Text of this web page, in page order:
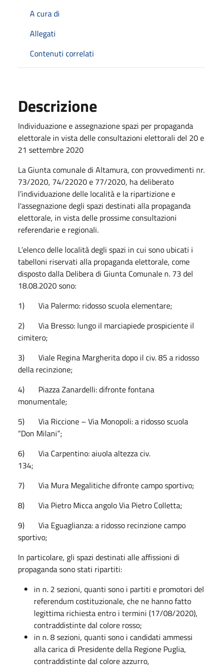
A cura di
Allegati
Contenuti correlati
Descrizione
Individuazione e assegnazione spazi per propaganda
elettorale in vista delle consultazioni elettorali del 20 e
21 settembre 2020
La Giunta comunale di Altamura, con provvedimenti nr.
73/2020, 74/22020 e 77/2020, ha deliberato
l’individuazione delle località e la ripartizione e
l'assegnazione degli spazi destinati alla propaganda
elettorale, in vista delle prossime consultazioni
referendarie e regionali.
L’elenco delle località degli spazi in cui sono ubicati i
tabelloni riservati alla propaganda elettorale, come
disposto dalla Delibera di Giunta Comunale n. 73 del
18.08.2020 sono:
1) Via Palermo: ridosso scuola elementare;
2) Via Bresso: lungo il marciapiede prospiciente il
cimitero;
3) Viale Regina Margherita dopo il civ. 85 a ridosso
della recinzione;
4) Piazza Zanardelli: difronte fontana
monumentale;
5) Via Riccione – Via Monopoli: a ridosso scuola
“Don Milani”;
6) Via Carpentino: aiuola altezza civ.
134;
7) Via Mura Megalitiche difronte campo sportivo;
8) Via Pietro Micca angolo Via Pietro Colletta;
9) Via Eguaglianza: a ridosso recinzione campo
sportivo;
In particolare, gli spazi destinati alle affissioni di
propaganda sono stati ripartiti:
in n. 2 sezioni, quanti sono i partiti e promotori del
referendum costituzionale, che ne hanno fatto
legittima richiesta entro i termini (17/08/2020),
contraddistinte dal colore rosso;
in n. 8 sezioni, quanti sono i candidati ammessi
alla carica di Presidente della Regione Puglia,
contraddistinte dal colore azzurro,